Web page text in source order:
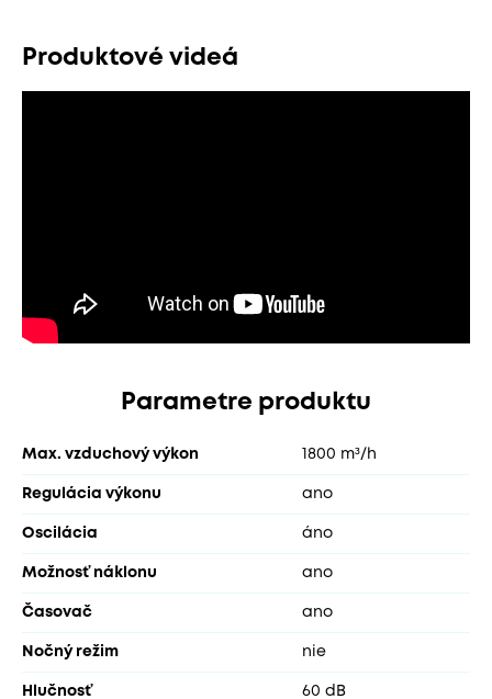
Produktové videá
Parametre produktu
Max. vzduchový výkon 1800 m³/h
Regulácia výkonu ano
Oscilácia áno
Možnosť náklonu ano
Časovač ano
Nočný režim nie
Hlučnosť 60 dB